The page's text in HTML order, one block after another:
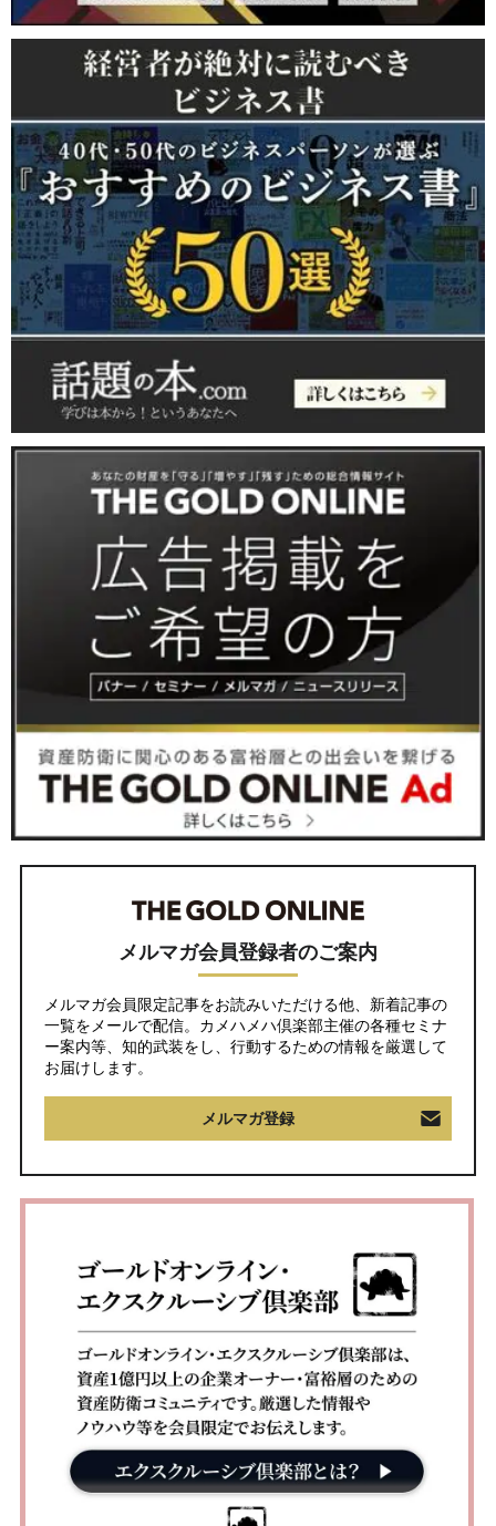
メルマガ会員登録者のご案内
メルマガ会員限定記事をお読みいただける他、新着記事の
一覧をメールで配信。カメハメハ倶楽部主催の各種セミナ
ー案内等、知的武装をし、行動するための情報を厳選して
お届けします。
メルマガ登録